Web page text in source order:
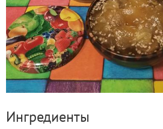
Ингредиенты